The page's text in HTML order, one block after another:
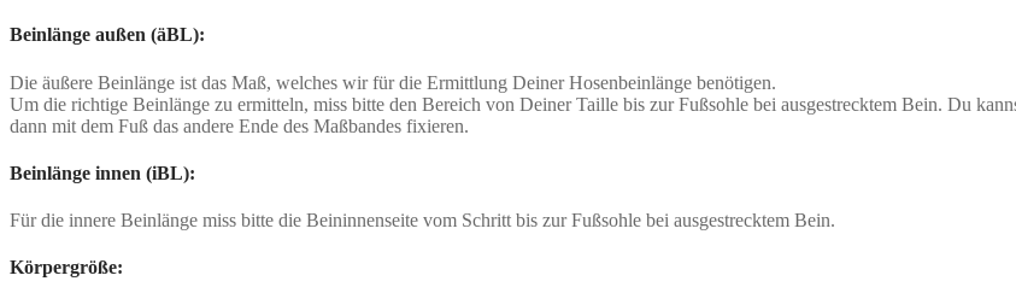
Beinlänge außen (äBL):
Die äußere Beinlänge ist das Maß, welches wir für die Ermittlung Deiner Hosenbeinlänge benötigen.
Um die richtige Beinlänge zu ermitteln, miss bitte den Bereich von Deiner Taille bis zur Fußsohle bei ausgestrecktem Bein. Du
dann mit dem Fuß das andere Ende des Maßbandes fixieren.
Beinlänge innen (iBL):
Für die innere Beinlänge miss bitte die Beininnenseite vom Schritt bis zur Fußsohle bei ausgestrecktem Bein.
Körpergröße: